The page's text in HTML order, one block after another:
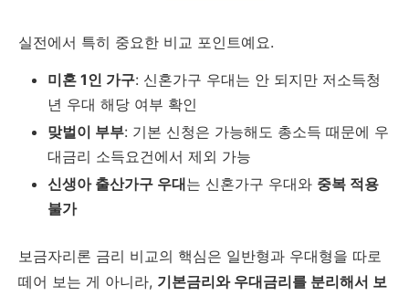
실전에서 특히 중요한 비교 포인트예요.
미혼 1인 가구: 신혼가구 우대는 안 되지만 저소득청
년 우대 해당 여부 확인
맞벌이 부부: 기본 신청은 가능해도 총소득 때문에 우
대금리 소득요건에서 제외 가능
신생아 출산가구 우대는 신혼가구 우대와 중복 적용
불가
보금자리론 금리 비교의 핵심은 일반형과 우대형을 따로
떼어 보는 게 아니라, 기본금리와 우대금리를 분리해서 보